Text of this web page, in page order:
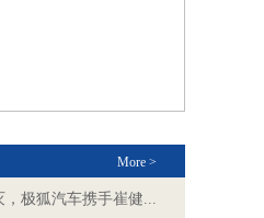
More >
极狐汽车携手崔健...